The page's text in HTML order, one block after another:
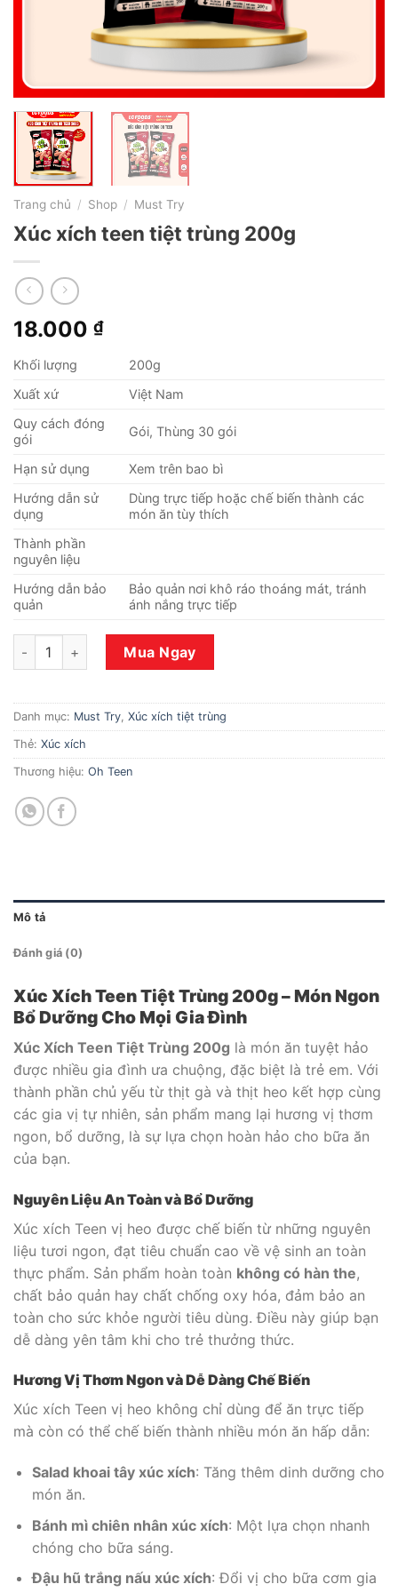
Trang chủ / Shop / Must Try
Xúc xích teen tiệt trùng 200g
18.000 ₫
Khối lượng
200g
Xuất xứ
Việt Nam
Quy cách đóng
gói
Gói, Thùng 30 gói
Hạn sử dụng
Xem trên bao bì
Hướng dẫn sử
dụng
Dùng trực tiếp hoặc chế biến thành các
món ăn tùy thích
Thành phần
nguyên liệu
Hướng dẫn bảo
quản
Bảo quản nơi khô ráo thoáng mát, tránh
ánh nắng trực tiếp
Xúc xích teen tiệt trùng 200g số lượng
Mua Ngay
Danh mục: Must Try, Xúc xích tiệt trùng
Thẻ: Xúc xích
Thương hiệu: Oh Teen
Mô tả
Đánh giá (0)
Xúc Xích Teen Tiệt Trùng 200g – Món Ngon
Bổ Dưỡng Cho Mọi Gia Đình
Xúc Xích Teen Tiệt Trùng 200g là món ăn tuyệt hảo
được nhiều gia đình ưa chuộng, đặc biệt là trẻ em. Với
thành phần chủ yếu từ thịt gà và thịt heo kết hợp cùng
các gia vị tự nhiên, sản phẩm mang lại hương vị thơm
ngon, bổ dưỡng, là sự lựa chọn hoàn hảo cho bữa ăn
của bạn.
Nguyên Liệu An Toàn và Bổ Dưỡng
Xúc xích Teen vị heo được chế biến từ những nguyên
liệu tươi ngon, đạt tiêu chuẩn cao về vệ sinh an toàn
thực phẩm. Sản phẩm hoàn toàn không có hàn the,
chất bảo quản hay chất chống oxy hóa, đảm bảo an
toàn cho sức khỏe người tiêu dùng. Điều này giúp bạn
dễ dàng yên tâm khi cho trẻ thưởng thức.
Hương Vị Thơm Ngon và Dễ Dàng Chế Biến
Xúc xích Teen vị heo không chỉ dùng để ăn trực tiếp
mà còn có thể chế biến thành nhiều món ăn hấp dẫn:
Salad khoai tây xúc xích: Tăng thêm dinh dưỡng cho
món ăn.
Bánh mì chiên nhân xúc xích: Một lựa chọn nhanh
chóng cho bữa sáng.
Đậu hũ trắng nấu xúc xích: Đổi vị cho bữa cơm gia